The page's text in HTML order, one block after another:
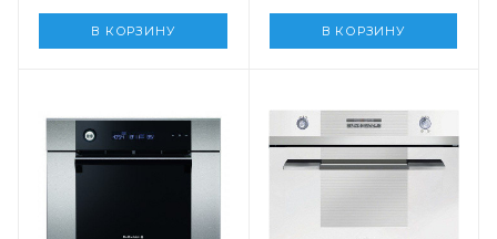
В КОРЗИНУ В КОРЗИНУ